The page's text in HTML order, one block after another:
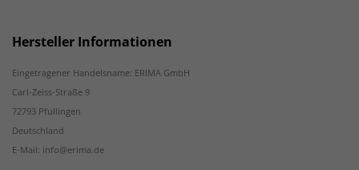
Hersteller Informationen
Eingetragener Handelsname: ERIMA GmbH
Carl-Zeiss-Straße 9
72793 Pfullingen
Deutschland
E-Mail: info@erima.de